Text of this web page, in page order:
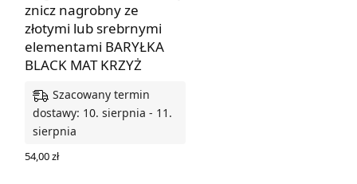
znicz nagrobny ze
złotymi lub srebrnymi
elementami BARYŁKA
BLACK MAT KRZYŻ
Szacowany termin
dostawy: 10. sierpnia - 11.
sierpnia
54,00zł